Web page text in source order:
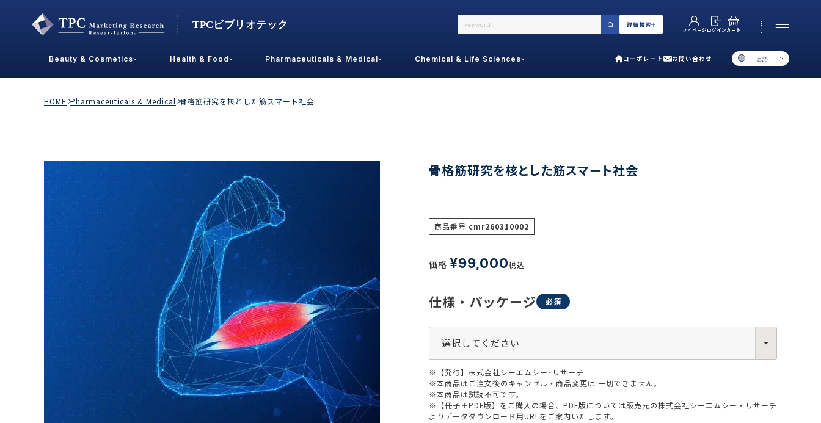
詳細検索
マイページログインカート
Beauty & Cosmetics Health & Food Pharmaceuticals & Medical Chemical & Life Sciences コーポレート お問い合わせ 言語
業界で選ぶ カテゴリで選ぶ 調査の種類で選ぶ
Contact Us
美容室・サロン
Health & Food
加工食品
飲料
乳製品
菓子
ＰＢＦ
海外
介護
機能性原料・素材
その他
デジタル・Dtx
Chemical & Life Sciences
ファイン・スペシャリティ・原料
プラスチック・容器・包装材
農薬・農業資材
電子材料
自動車
ライフサイエンス
CDMO
よくあるご質問
〒550-0013
TEL 06-6538-5358（代表）
HOME Pharmaceuticals & Medical 骨格筋研究を核とした筋スマート社会
骨格筋研究を核とした筋スマート社会
商品番号 cmr260310002
価格 ¥99,000税込
仕様・パッケージ
※【発行】株式会社シーエムシー･リサーチ
※本商品はご注文後のキャンセル・商品変更は 一切できません。
※本商品は試読不可です。
※【冊子＋PDF版】をご購入の場合、PDF版については販売元の株式会社シーエムシー・リサーチ
よりデータダウンロード用URLをご案内いたします。